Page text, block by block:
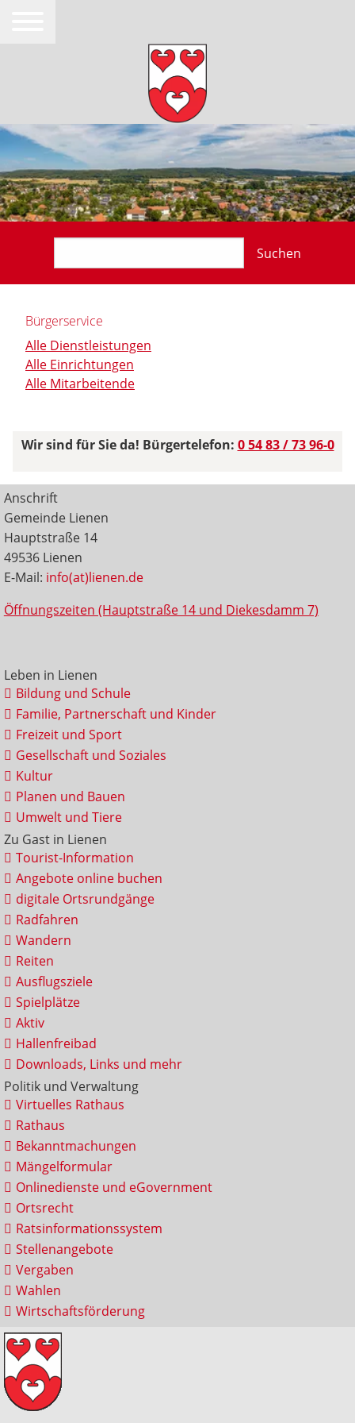
Suchen
Bürgerservice
Alle Dienstleistungen
Alle Einrichtungen
Alle Mitarbeitende
Wir sind für Sie da! Bürgertelefon: 0 54 83 / 73 96-0
Anschrift
Gemeinde Lienen
Hauptstraße 14
49536 Lienen
E-Mail: info(at)lienen.de
Öffnungszeiten (Hauptstraße 14 und Diekesdamm 7)
Leben in Lienen
Bildung und Schule
Familie, Partnerschaft und Kinder
Freizeit und Sport
Gesellschaft und Soziales
Kultur
Planen und Bauen
Umwelt und Tiere
Zu Gast in Lienen
Tourist-Information
Angebote online buchen
digitale Ortsrundgänge
Radfahren
Wandern
Reiten
Ausflugsziele
Spielplätze
Aktiv
Hallenfreibad
Downloads, Links und mehr
Politik und Verwaltung
Virtuelles Rathaus
Rathaus
Bekanntmachungen
Mängelformular
Onlinedienste und eGovernment
Ortsrecht
Ratsinformationssystem
Stellenangebote
Vergaben
Wahlen
Wirtschaftsförderung